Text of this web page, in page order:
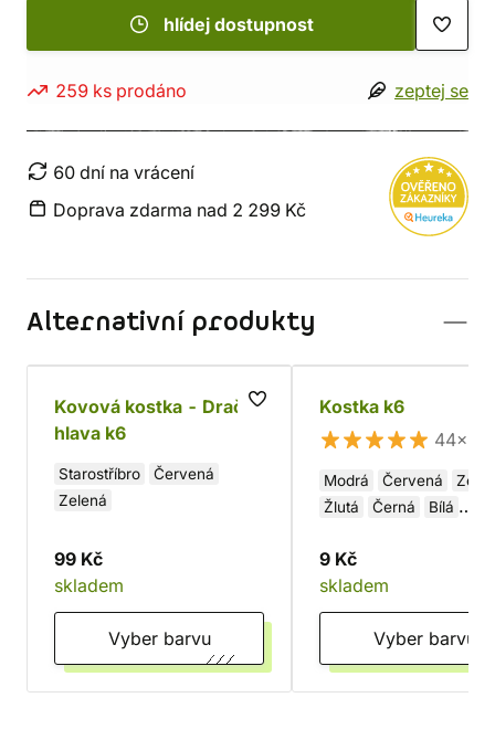
hlídej dostupnost
259 ks prodáno zeptej se
60 dní na vrácení
Doprava zdarma nad 2 299 Kč
Alternativní produkty
Kovová kostka - Dračí
hlava k6
Starostříbro
Červená
Zelená
99 Kč
skladem
Vyber barvu
Kostka k6
44×
Modrá Červená
Žlutá
Černá
Bílá
9 Kč
skladem
Vyber barvu